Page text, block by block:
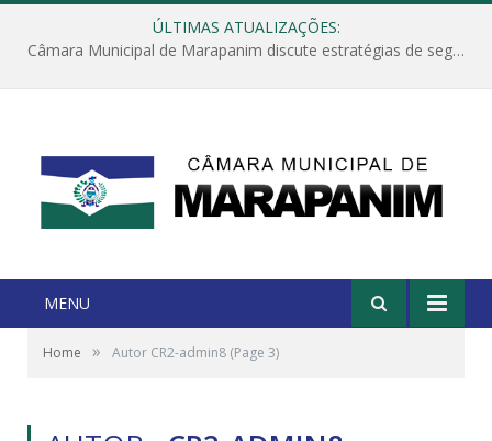
ÚLTIMAS ATUALIZAÇÕES:
Câmara Municipal de Marapanim discute estratégias de segurança com autoridades e poder executivo
MENU
Home » Autor CR2-admin8 (Page 3)